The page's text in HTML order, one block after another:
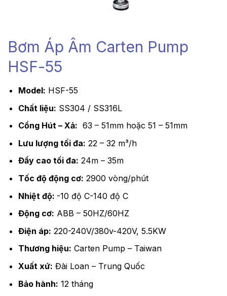
Bơm Áp Âm Carten Pump
HSF-55
Model: HSF-55
Chất liệu: SS304 / SS316L
Cổng Hút – Xả: 63 – 51mm hoặc 51 – 51mm
Lưu lượng tối đa: 22 – 32 m³/h
Đẩy cao tối đa: 24m – 35m
Tốc độ động cơ: 2900 vòng/phút
Nhiệt độ: -10 độ C-140 độ C
Động cơ: ABB – 50HZ/60HZ
Điện áp: 220-240V/380v-420V, 5.5KW
Thương hiệu: Carten Pump – Taiwan
Xuất xứ: Đài Loan – Trung Quốc
Bảo hành: 12 tháng